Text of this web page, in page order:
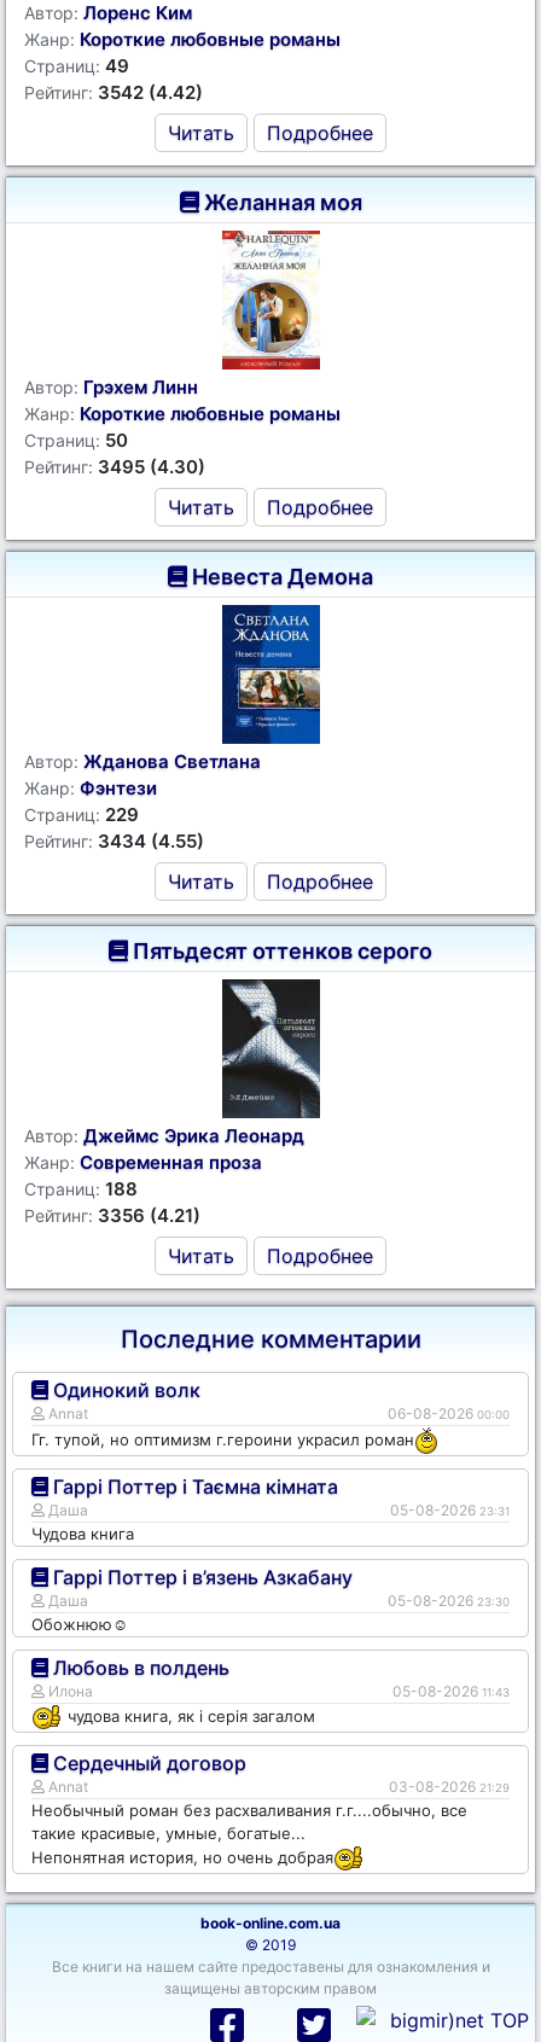
Автор: Лоренс Ким
Жанр: Короткие любовные романы
Страниц: 49
Рейтинг: 3542 (4.42)
Читать Подробнее
Желанная моя
Автор: Грэхем Линн
Жанр: Короткие любовные романы
Страниц: 50
Рейтинг: 3495 (4.30)
Читать Подробнее
Невеста Демона
Автор: Жданова Светлана
Жанр: Фэнтези
Страниц: 229
Рейтинг: 3434 (4.55)
Читать Подробнее
Пятьдесят оттенков серого
Автор: Джеймс Эрика Леонард
Жанр: Современная проза
Страниц: 188
Рейтинг: 3356 (4.21)
Читать Подробнее
Последние комментарии
Одинокий волк
Annat 06-08-2026 00:00
Гг. тупой, но оптимизм г.героини украсил роман
Гаррі Поттер і Таємна кімната
Даша 05-08-2026 23:31
Чудова книга
Гаррі Поттер і в’язень Азкабану
Даша 05-08-2026 23:30
Обожнюю☺️
Любовь в полдень
Илона 05-08-2026 11:43
чудова книга, як і серія загалом
Сердечный договор
Annat 03-08-2026 21:29
Необычный роман без расхваливания г.г....обычно, все
такие красивые, умные, богатые...
Непонятная история, но очень добрая
book-online.com.ua
© 2019
Все книги на нашем сайте предоставены для ознакомления и
защищены авторским правом